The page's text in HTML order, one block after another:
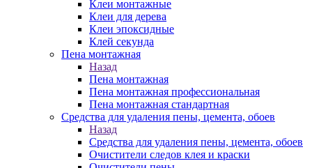
Клеи монтажные
Клеи для дерева
Клеи эпоксидные
Клей секунда
Пена монтажная
Назад
Пена монтажная
Пена монтажная профессиональная
Пена монтажная стандартная
Средства для удаления пены, цемента, обоев
Назад
Средства для удаления пены, цемента, обоев
Очистители следов клея и краски